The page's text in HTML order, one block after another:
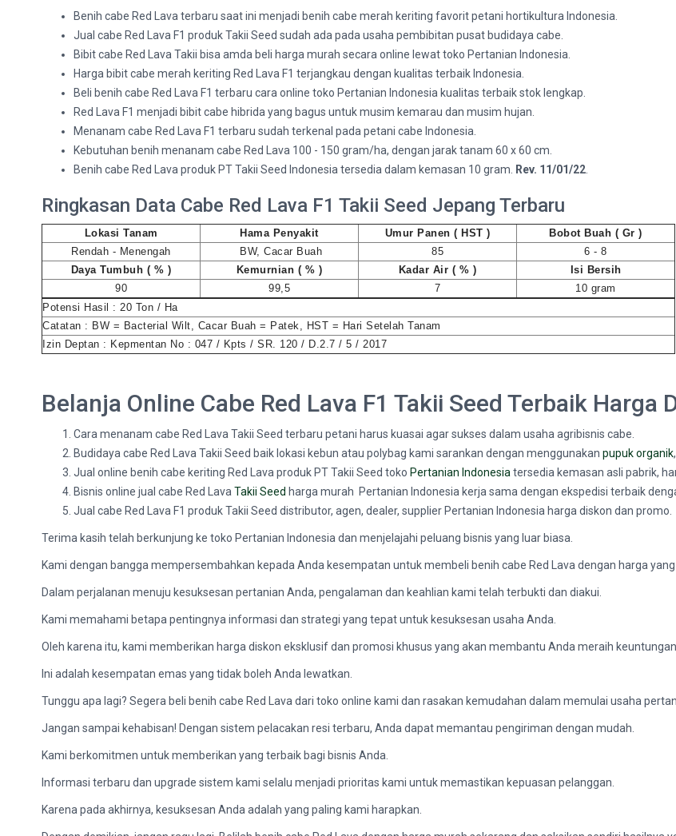
Benih cabe Red Lava terbaru saat ini menjadi benih cabe merah keriting favorit petani hortikultura Indonesia.
Jual cabe Red Lava F1 produk Takii Seed sudah ada pada usaha pembibitan pusat budidaya cabe.
Bibit cabe Red Lava Takii bisa amda beli harga murah secara online lewat toko Pertanian Indonesia.
Harga bibit cabe merah keriting Red Lava F1 terjangkau dengan kualitas terbaik Indonesia.
Beli benih cabe Red Lava F1 terbaru cara online toko Pertanian Indonesia kualitas terbaik stok lengkap.
Red Lava F1 menjadi bibit cabe hibrida yang bagus untuk musim kemarau dan musim hujan.
Menanam cabe Red Lava F1 terbaru sudah terkenal pada petani cabe Indonesia.
Kebutuhan benih menanam cabe Red Lava 100 - 150 gram/ha, dengan jarak tanam 60 x 60 cm.
Benih cabe Red Lava produk PT Takii Seed Indonesia tersedia dalam kemasan 10 gram.
Rev. 11/01/22
Ringkasan Data Cabe Red Lava F1 Takii Seed Jepang Terbaru
Lokasi Tanam Hama Penyakit Umur Panen ( HST )
Bobot Buah ( Gr )
Rendah - Menengah
BW, Cacar Buah 85
6 - 8
Daya Tumbuh ( % )
Kemurnian ( % ) Kadar Air ( % )
Isi Bersih
90
99,5 7
10 gram
Potensi Hasil : 20 Ton / Ha
Catatan : BW = Bacterial Wilt, Cacar Buah = Patek, HST = Hari Setelah Tanam
Izin Deptan : Kepmentan No : 047 / Kpts / SR. 120 / D.2.7 / 5 / 2017
Belanja Online Cabe Red Lava F1 Takii Seed Terbaik Harga
Cara menanam cabe Red Lava Takii Seed terbaru petani harus kuasai agar sukses dalam usaha agribisnis cabe.
Budidaya cabe Red Lava Takii Seed baik lokasi kebun atau polybag kami sarankan dengan menggunakan pupuk organik
Jual online benih cabe keriting Red Lava produk PT Takii Seed toko Pertanian Indonesia tersedia kemasan asli pabrik,
Bisnis online jual cabe Red Lava Takii Seed harga murah Pertanian Indonesia kerja sama dengan ekspedisi terbaik
Jual cabe Red Lava F1 produk Takii Seed distributor, agen, dealer, supplier Pertanian Indonesia harga diskon dan promo.
Terima kasih telah berkunjung ke toko Pertanian Indonesia dan menjelajahi peluang bisnis yang luar biasa.
Kami dengan bangga mempersembahkan kepada Anda kesempatan untuk membeli benih cabe Red Lava dengan harga
Dalam perjalanan menuju kesuksesan pertanian Anda, pengalaman dan keahlian kami telah terbukti dan diakui.
Kami memahami betapa pentingnya informasi dan strategi yang tepat untuk kesuksesan usaha Anda.
Oleh karena itu, kami memberikan harga diskon eksklusif dan promosi khusus yang akan membantu Anda meraih
Ini adalah kesempatan emas yang tidak boleh Anda lewatkan.
Tunggu apa lagi? Segera beli benih cabe Red Lava dari toko online kami dan rasakan kemudahan dalam memulai usaha
Jangan sampai kehabisan! Dengan sistem pelacakan resi terbaru, Anda dapat memantau pengiriman dengan mudah.
Kami berkomitmen untuk memberikan yang terbaik bagi bisnis Anda.
Informasi terbaru dan upgrade sistem kami selalu menjadi prioritas kami untuk memastikan kepuasan pelanggan.
Karena pada akhirnya, kesuksesan Anda adalah yang paling kami harapkan.